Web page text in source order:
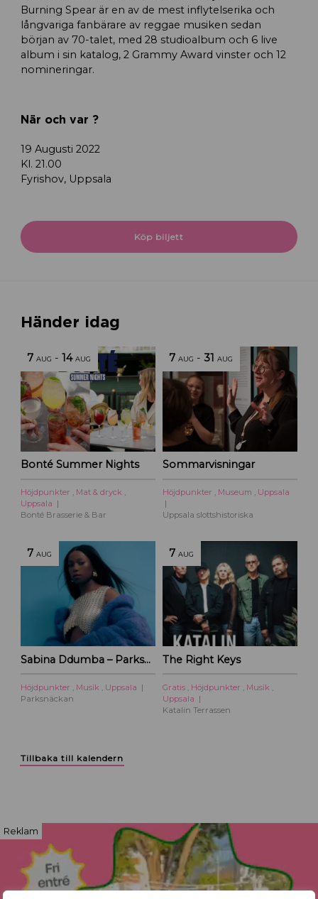
Burning Spear är en av de mest inflytelserika och
långvariga fanbärare av reggae musiken sedan
början av 70-talet, med 28 studioalbum och 6 live
album i sin katalog, 2 Grammy Award vinster och 12
nomineringar.
När och var ?
19 Augusti 2022
Kl. 21.00
Fyrishov, Uppsala
Köp biljett
Händer idag
7 AUG -14 AUG
Bonté Summer Nights
Höjdpunkter , Mat & dryck ,
Uppsala
Bonté Brasserie & Bar
7 AUG -31 AUG
Sommarvisningar
Höjdpunkter , Museum , Uppsala
Uppsala slottshistoriska
7 AUG
Sabina Ddumba – Parksnäckan – 2026
Höjdpunkter Musik
Uppsala
Parksnäckan
7 AUG
The Right Keys
Gratis Höjdpunkter Musik
Uppsala
Katalin Terrassen
Tillbaka till kalendern
Reklam